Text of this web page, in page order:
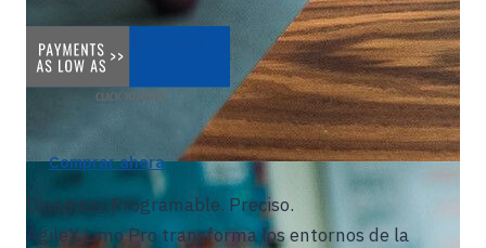
Comprar ahora
Dinámico. Programable. Preciso.
AgileX Limo Pro transforma los entornos de la